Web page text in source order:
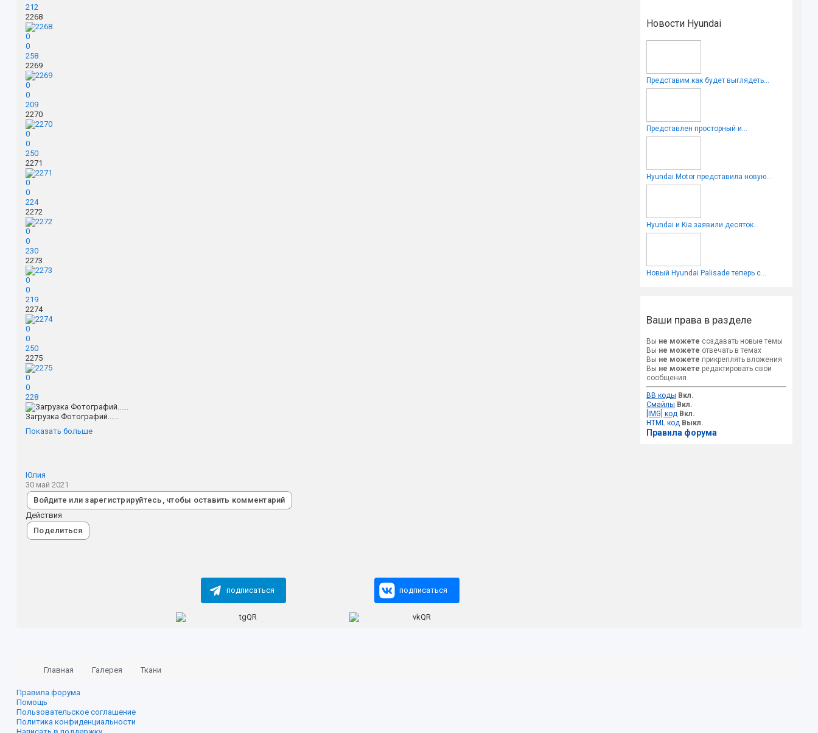
212
2268
0
0
258
2269
0
0
209
2270
0
0
250
2271
0
0
224
2272
0
0
230
2273
0
0
219
2274
0
0
250
2275
0
0
228
Загрузка Фотографий......
Показать больше
Юлия
30 май 2021
Войдите или зарегистрируйтесь, чтобы оставить комментарий
Действия
Поделиться
подписаться подписаться
Новости Hyundai
Представим как будет выглядеть...
Представлен просторный и...
Hyundai Motor представила новую...
Hyundai и Kia заявили десяток...
Новый Hyundai Palisade теперь с...
Ваши права в разделе
Вы не можете создавать новые темы
Вы не можете отвечать в темах
Вы не можете прикреплять вложения
Вы не можете редактировать свои
сообщения
BB коды Вкл.
Смайлы Вкл.
[IMG] код Вкл.
HTML код Выкл.
Правила форума
Главная Галерея Ткани
Правила форума
Помощь
Пользовательское соглашение
Политика конфиденциальности